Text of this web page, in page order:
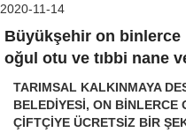
2020-11-14
Büyükşehir on binlerce
oğul otu ve tıbbi nane
TARIMSAL KALKINMAYA
BELEDİYESİ, ON BİNLERCE
ÇİFTÇİYE ÜCRETSİZ BİR